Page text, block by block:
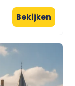
Bekijken